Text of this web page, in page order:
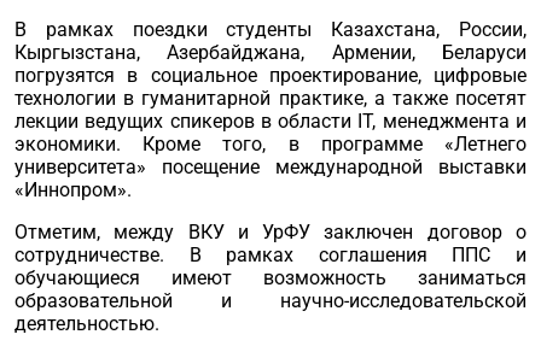
В рамках поездки студенты Казахстана, России,
Кыргызстана, Азербайджана, Армении, Беларуси
погрузятся в социальное проектирование, цифровые
технологии в гуманитарной практике, а также посетят
лекции ведущих спикеров в области IT, менеджмента и
экономики. Кроме того, в программе «Летнего
университета» посещение международной выставки
«Иннопром».
Отметим, между ВКУ и УрФУ заключен договор о
сотрудничестве. В рамках соглашения ППС и
обучающиеся имеют возможность заниматься
образовательной и научно-исследовательской
деятельностью.